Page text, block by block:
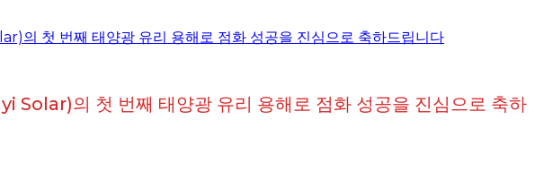
Solar)의 첫 번째 태양광 유리 용해로 점화 성공을 진심으로 축하